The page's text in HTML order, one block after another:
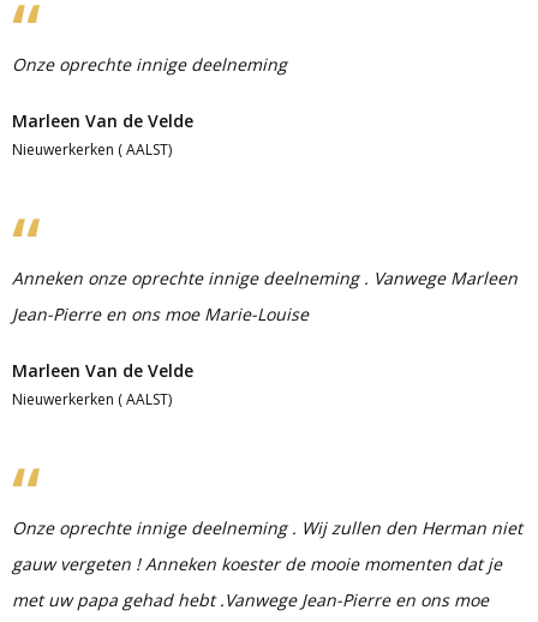
Onze oprechte innige deelneming
Marleen Van de Velde
Nieuwerkerken ( AALST)
Anneken onze oprechte innige deelneming . Vanwege Marleen
Jean-Pierre en ons moe Marie-Louise
Marleen Van de Velde
Nieuwerkerken ( AALST)
Onze oprechte innige deelneming . Wij zullen den Herman niet
gauw vergeten ! Anneken koester de mooie momenten dat je
met uw papa gehad hebt .Vanwege Jean-Pierre en ons moe